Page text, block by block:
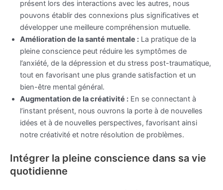
présent lors des interactions avec les autres, nous
pouvons établir des connexions plus significatives et
développer une meilleure compréhension mutuelle.
Amélioration de la santé mentale : La pratique de la
pleine conscience peut réduire les symptômes de
l’anxiété, de la dépression et du stress post-traumatique,
tout en favorisant une plus grande satisfaction et un
bien-être mental général.
Augmentation de la créativité : En se connectant à
l’instant présent, nous ouvrons la porte à de nouvelles
idées et à de nouvelles perspectives, favorisant ainsi
notre créativité et notre résolution de problèmes.
Intégrer la pleine conscience dans sa vie
quotidienne